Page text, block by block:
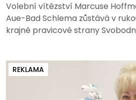
Volební vítězství Marcuse
Aue-Bad Schlema zůstává v
krajně pravicové strany
REKLAMA